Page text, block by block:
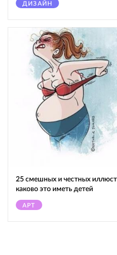
ДИЗАЙН
25 смешных и честных
каково это иметь детей
АРТ